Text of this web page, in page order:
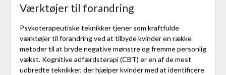
Værktøjer til forandring
Psykoterapeutiske teknikker tjener som kraftfulde
værktøjer til forandring ved at tilbyde kvinder en række
metoder til at bryde negative mønstre og fremme personlig
vækst. Kognitive adfærdsterapi (CBT) er en af de mest
udbredte teknikker, der hjælper kvinder med at identificere